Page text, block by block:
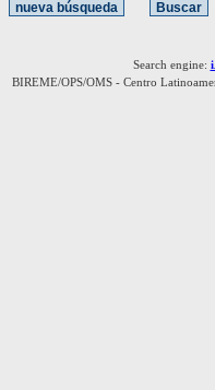
Search engine:
BIREME/OPS/OMS - Centro